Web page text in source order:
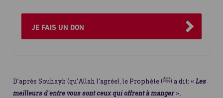
D'après Souhayb (qu'Allah l'agrée), le Prophète (ﷺ) a dit: «Les
meilleurs d'entre vous sont ceux qui offrent à manger».
JE FAIS UN DON